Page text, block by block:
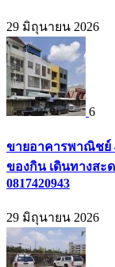
29 มิถุนายน 2026
6
ขายอาคารพาณิชย์
ของกิน เดินทางสะ
0817420943
29 มิถุนายน 2026